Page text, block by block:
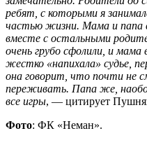
ребят, с которыми я
частью жизни. Мама и папа
вместе с остальными
очень грубо сфолили, и
жестко «напихала» судье,
она говорит, что почти не
переживать. Папа же,
все игры, — цитирует
Фото: ФК «Неман».